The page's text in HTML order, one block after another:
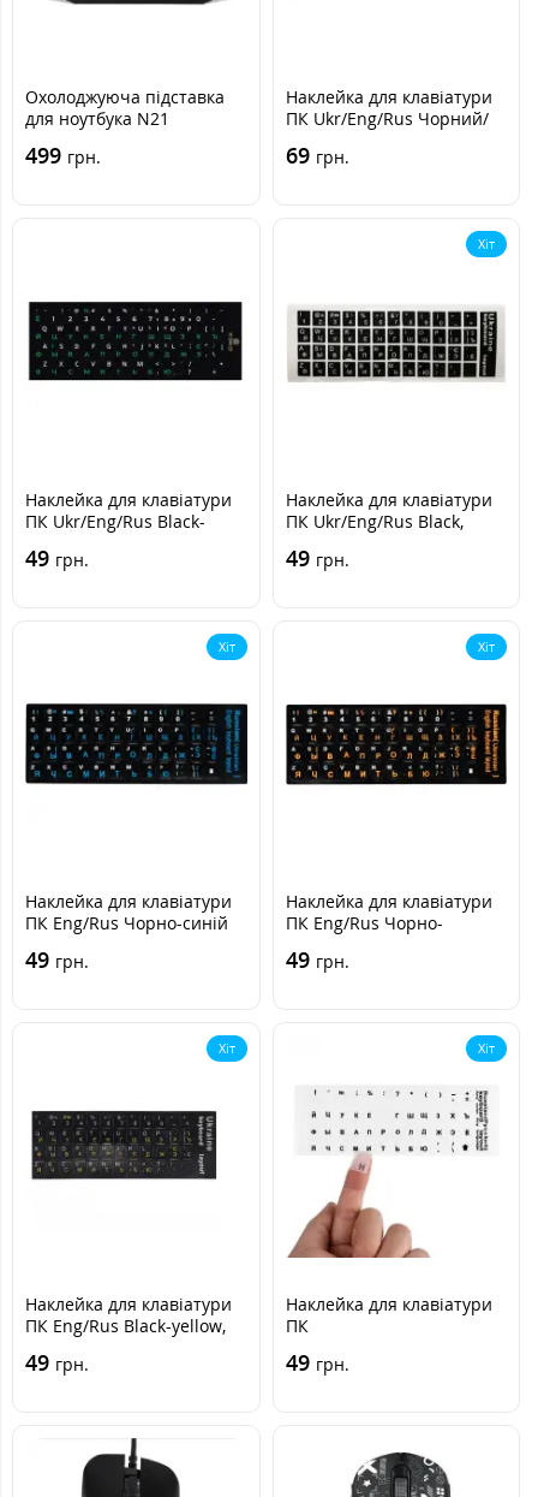
Охолоджуюча підставка
для ноутбука N21
499 грн.
Наклейка для клавіатури
ПК Ukr/Eng/Rus Чорний/
69 грн.
Наклейка для клавіатури
ПК Ukr/Eng/Rus Black-
49 грн.
Хіт
Наклейка для клавіатури
ПК Ukr/Eng/Rus Black,
49 грн.
Хіт
Наклейка для клавіатури
ПК Eng/Rus Чорно-синій
49 грн.
Хіт
Наклейка для клавіатури
ПК Eng/Rus Чорно-
49 грн.
Хіт
Наклейка для клавіатури
ПК Eng/Rus Black-yellow,
49 грн.
Хіт
Наклейка для клавіатури
ПК
49 грн.